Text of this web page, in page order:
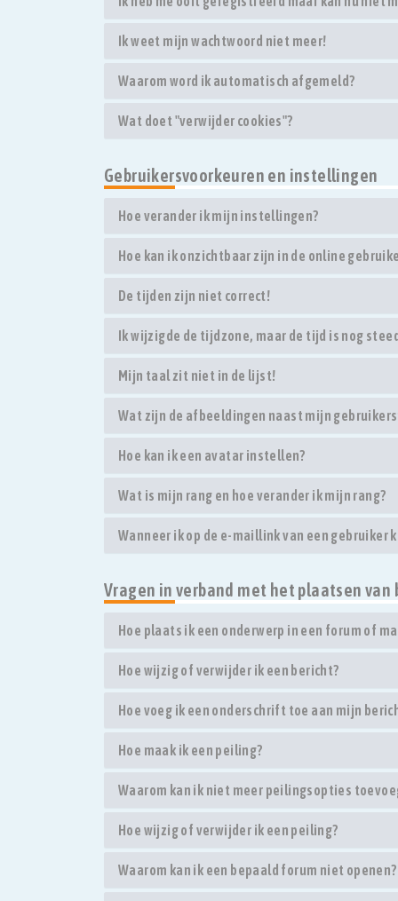
Ik weet mijn wachtwoord niet meer!
Waarom word ik automatisch afgemeld?
Wat doet "verwijder cookies"?
Gebruikersvoorkeuren en instellingen
Hoe verander ik mijn instellingen?
Hoe kan ik onzichtbaar zijn in de online
De tijden zijn niet correct!
Ik wijzigde de tijdzone, maar de tijd is nog
Mijn taal zit niet in de lijst!
Wat zijn de afbeeldingen naast mijn
Hoe kan ik een avatar instellen?
Wat is mijn rang en hoe verander ik mijn rang?
Wanneer ik op de e-maillink van een gebruiker
Vragen in verband met het plaatsen van
Hoe plaats ik een onderwerp in een forum of
Hoe wijzig of verwijder ik een bericht?
Hoe voeg ik een onderschrift toe aan mijn
Hoe maak ik een peiling?
Waarom kan ik niet meer peilingsopties
Hoe wijzig of verwijder ik een peiling?
Waarom kan ik een bepaald forum niet openen?